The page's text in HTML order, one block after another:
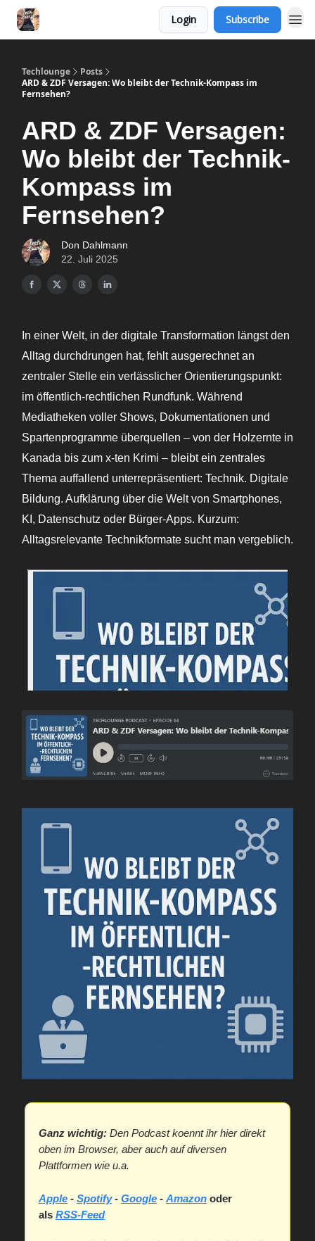
Login Subscribe
Techlounge
Posts
ARD & ZDF Versagen: Wo bleibt der Technik-Kompass im
Fernsehen?
ARD & ZDF Versagen:
Wo bleibt der Technik-
Kompass im
Fernsehen?
Don Dahlmann
22. Juli 2025
In einer Welt, in der digitale Transformation längst den
Alltag durchdrungen hat, fehlt ausgerechnet an
zentraler Stelle ein verlässlicher Orientierungspunkt:
im öffentlich-rechtlichen Rundfunk. Während
Mediatheken voller Shows, Dokumentationen und
Spartenprogramme überquellen – von der Holzernte in
Kanada bis zum x-ten Krimi – bleibt ein zentrales
Thema auffallend unterrepräsentiert: Technik. Digitale
Bildung. Aufklärung über die Welt von Smartphones,
KI, Datenschutz oder Bürger-Apps. Kurzum:
Alltagsrelevante Technikformate sucht man vergeblich.
Ganz wichtig: Den Podcast koennt ihr hier direkt
oben im Browser, aber auch auf diversen
Plattformen wie u.a.
Apple - Spotify- Google - Amazon oder
als RSS-Feed